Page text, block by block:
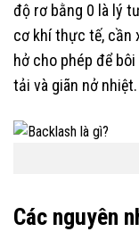
độ rơ bằng 0 là lý
cơ khí thực tế, cần
hở cho phép để
tải và giãn nở nhiệt.
Các nguyên